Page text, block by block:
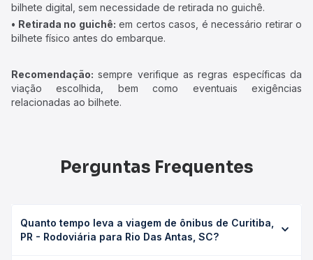
bilhete digital, sem necessidade de retirada no guichê.
• Retirada no guichê: em certos casos, é necessário retirar o
bilhete físico antes do embarque.
Recomendação: sempre verifique as regras específicas da
viação escolhida, bem como eventuais exigências
relacionadas ao bilhete.
Perguntas Frequentes
Quanto tempo leva a viagem de ônibus de Curitiba,
PR - Rodoviária para Rio Das Antas, SC?